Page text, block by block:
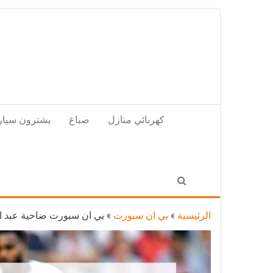
يشترون صباغ كهربائي منازل
الرئيسية » بي ان سبورت » بي ان سبورت ضاحية عبد الله السالم / 52550550 / مندوب شركة بي ان